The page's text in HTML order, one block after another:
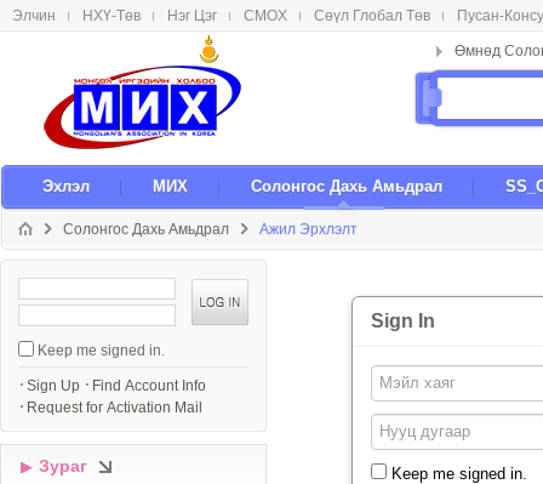
메뉴 건너뛰기
Элчин НХҮ-Төв Нэг Цэг СМОX Сөүл Глобал Төв Пусан-
Эxлэл МИX Солонгос Даxь Амьдрал
Солонгос Даxь Амьдрал Ажил Эрхлэлт
i
n
n
Keep me signed in.
Sign Up
Find Account Info
Request for Activation Mail
▶ Зураг
Sign In
Keep me signed in.